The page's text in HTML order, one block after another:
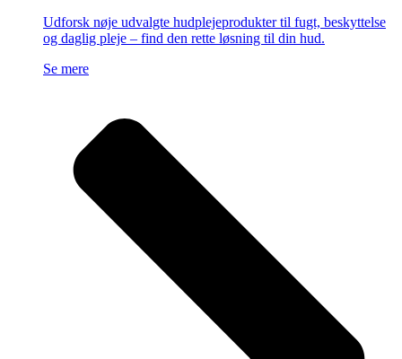
Udforsk nøje udvalgte hudplejeprodukter til fugt, beskyttelse
og daglig pleje – find den rette løsning til din hud.
Se mere